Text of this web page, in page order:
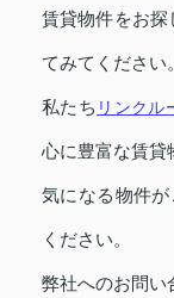
賃貸物件をお探
てみてください。
私たち リンクル
心に豊富な賃貸
気になる物件
ください。
弊社へのお問い